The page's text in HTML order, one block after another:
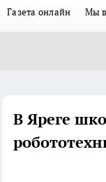
Газета онлайн Мы
В Яреге